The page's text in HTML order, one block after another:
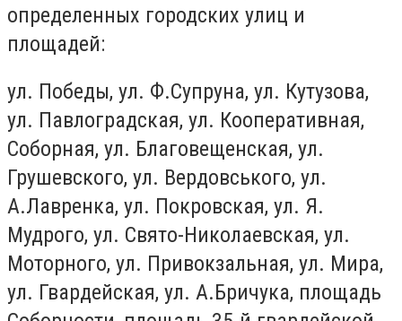
определенных городских улиц и
площадей:
ул. Победы, ул. Ф.Супруна, ул. Кутузова,
ул. Павлоградская, ул. Кооперативная,
Соборная, ул. Благовещенская, ул.
Грушевского, ул. Вердовського, ул.
А.Лавренка, ул. Покровская, ул. Я.
Мудрого, ул. Свято-Николаевская, ул.
Моторного, ул. Привокзальная, ул. Мира,
ул. Гвардейская, ул. А.Бричука, площадь